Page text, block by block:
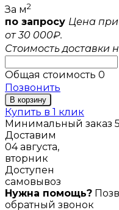
За м2
по запросу Цена
от 30 000₽.
Стоимость доставки
Общая стоимость 0
Позвонить
В корзину
Купить в 1 клик
Минимальный заказ
Доставим
04 августа,
вторник
Доступен
самовывоз
Нужна помощь?
обратный звонок